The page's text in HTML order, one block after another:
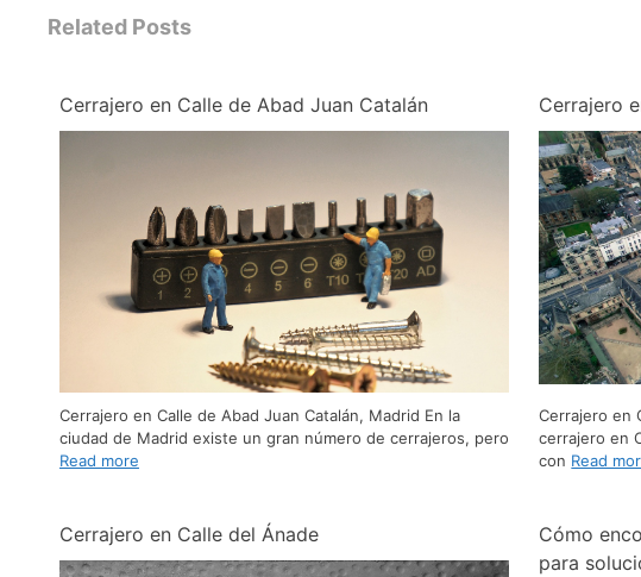
Related Posts
Cerrajero en Calle de Abad Juan Catalán
Cerrajero en Calle de Abad Juan Catalán, Madrid En la
ciudad de Madrid existe un gran número de cerrajeros, pero
Read more
Cerrajero
Cerrajero en
cerrajero en
con Read
Cerrajero en Calle del Ánade
Cómo
para